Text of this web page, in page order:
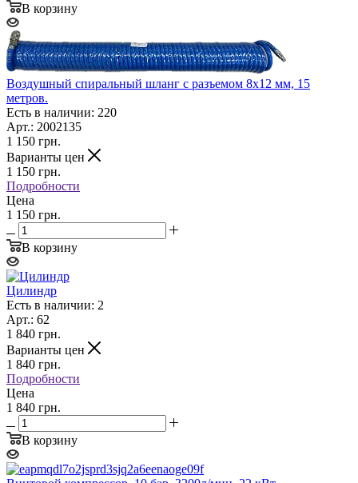
В корзину
Воздушный спиральный шланг с разъемом 8x12 мм, 15
метров.
Есть в наличии: 220
Арт.: 2002135
1 150 грн.
Варианты цен
1 150 грн.
Подробности
Цена
1 150 грн.
В корзину
Цилиндр
Есть в наличии: 2
Арт.: 62
1 840 грн.
Варианты цен
1 840 грн.
Подробности
Цена
1 840 грн.
В корзину